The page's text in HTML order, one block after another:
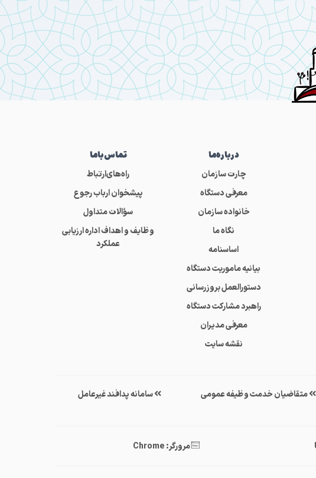
درباره‌ما
چارت سازمان
معرفی دستگاه
خانواده سازمان
نگاه ما
اساسنامه
بیانیه ماموریت دستگاه
دستورالعمل بروزرسانی
راهبرد مشارکت دستگاه
معرفی مدیران
نقشه سایت
تماس‌باما
راه‌های‌ارتباط
پیشخوان ارباب رجوع
سؤالات متداول
وظایف و اهداف اداره ارزیابی
عملکرد
متقاضیان خدمت وظیفه عمومی سامانه پدافند غیرعامل
مرورگر: Chrome